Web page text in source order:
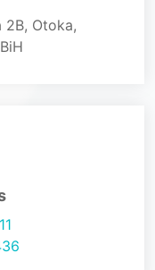
2B, Otoka,